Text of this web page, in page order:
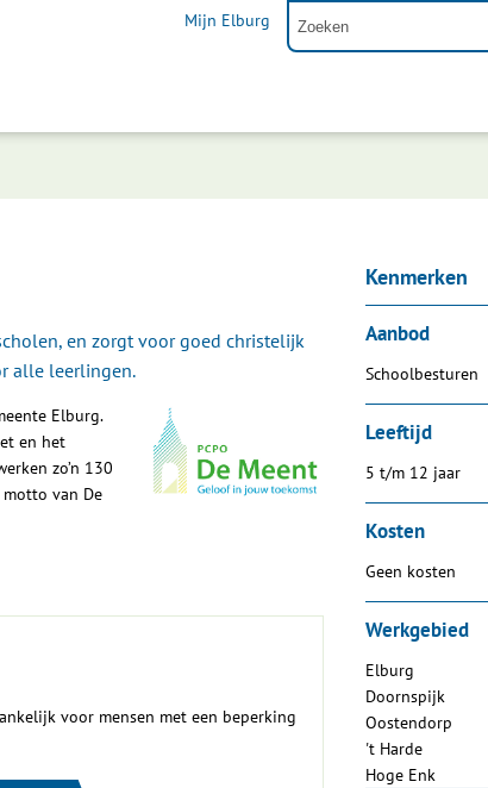
Mijn Elburg
en zorgt voor goed christelijk
alle leerlingen.
Elburg.
en het
zo’n 130
van De
voor mensen met een beperking
Kenmerken
Aanbod
Schoolbesturen
Leeftijd
5 t/m 12 jaar
Kosten
Geen kosten
Werkgebied
Elburg
Doornspijk
Oostendorp
't Harde
Hoge Enk